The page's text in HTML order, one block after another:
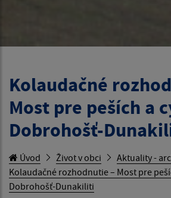
Kolaudačné
Most pre peších a
Dobrohošť-
Úvod Život v obci
Aktuality -
Kolaudačné rozhodnutie – Most pre
Dobrohošť-Dunakiliti